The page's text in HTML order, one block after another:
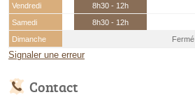
Vendredi
8h30 - 12h
Samedi
8h30 - 12h
Dimanche
Fermé
Signaler une erreur
Contact